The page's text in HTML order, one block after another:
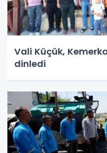
Vali Küçük,
dinledi